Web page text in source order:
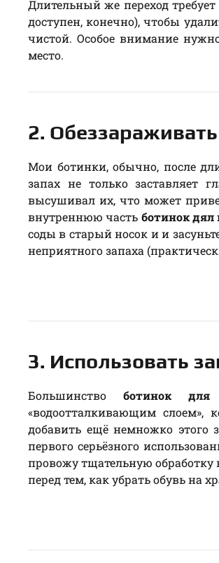
Длительный же переход
доступен, конечно), чтобы
чистой. Особое внимание
место.
2.
Мои ботинки, обычно, после
запах не только заставляет
высушивал их, что может
внутреннюю часть ботинок дял
соды в старый носок и и
неприятного запаха
3. Использовать
Большинство ботинок для
«водоотталкивающим слоем»,
добавить ещё немножко этого
первого серьёзного
провожу тщательную
перед тем, как убрать обувь на